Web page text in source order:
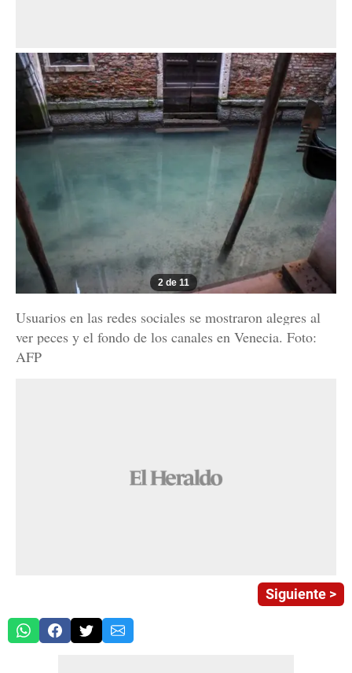
2 de 11
Usuarios en las redes sociales se mostraron alegres al
ver peces y el fondo de los canales en Venecia. Foto:
AFP
Siguiente >